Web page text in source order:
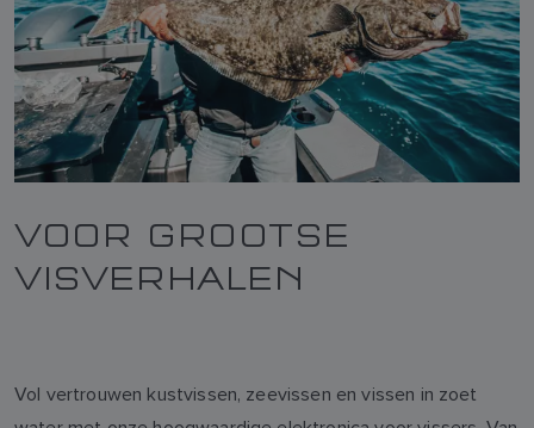
VOOR GROOTSE
VISVERHALEN
Vol vertrouwen kustvissen, zeevissen en vissen in zoet